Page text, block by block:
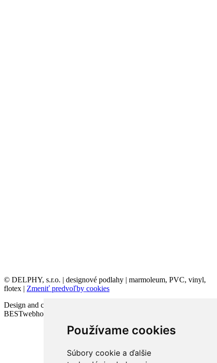
Používame cookies
Súbory cookie a ďalšie
© DELPHY, s.r.o. | designové podlahy | marmoleum, PVC, vinyl,
flotex | Zmeniť predvoľby cookies
Design and code VICTORY-media.sk | Webhosting
BESTwebhosting.sk | 12.11.2025